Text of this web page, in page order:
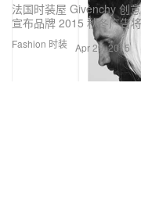
Fashion 时装
法国时装屋 Givenchy 创
宣布品牌 2015 秋冬广告
Apr 29, 2015